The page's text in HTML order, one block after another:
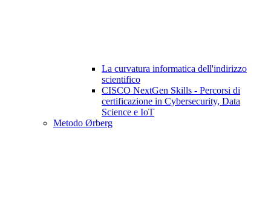
La curvatura informatica dell'indirizzo
scientifico
CISCO NextGen Skills - Percorsi di
certificazione in Cybersecurity, Data
Science e IoT
Metodo Ørberg